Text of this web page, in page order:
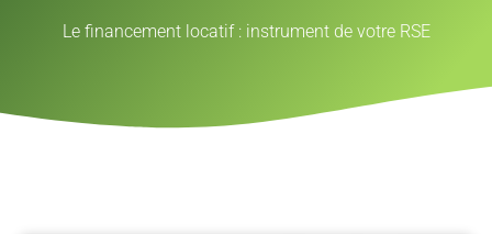
Le financement locatif : instrument de votre RSE